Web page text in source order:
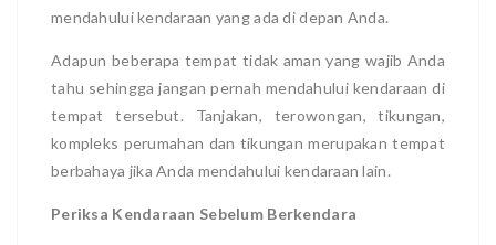
mendahului kendaraan yang ada di depan Anda.
Adapun beberapa tempat tidak aman yang wajib Anda
tahu sehingga jangan pernah mendahului kendaraan di
tempat tersebut. Tanjakan, terowongan, tikungan,
kompleks perumahan dan tikungan merupakan tempat
berbahaya jika Anda mendahului kendaraan lain.
Periksa Kendaraan Sebelum Berkendara